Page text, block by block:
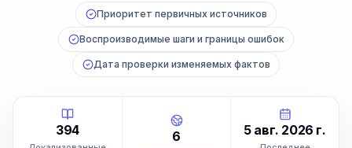
Приоритет первичных источников
Воспроизводимые шаги и границы ошибок
Дата проверки изменяемых фактов
394 6 5 авг. 2026 г.